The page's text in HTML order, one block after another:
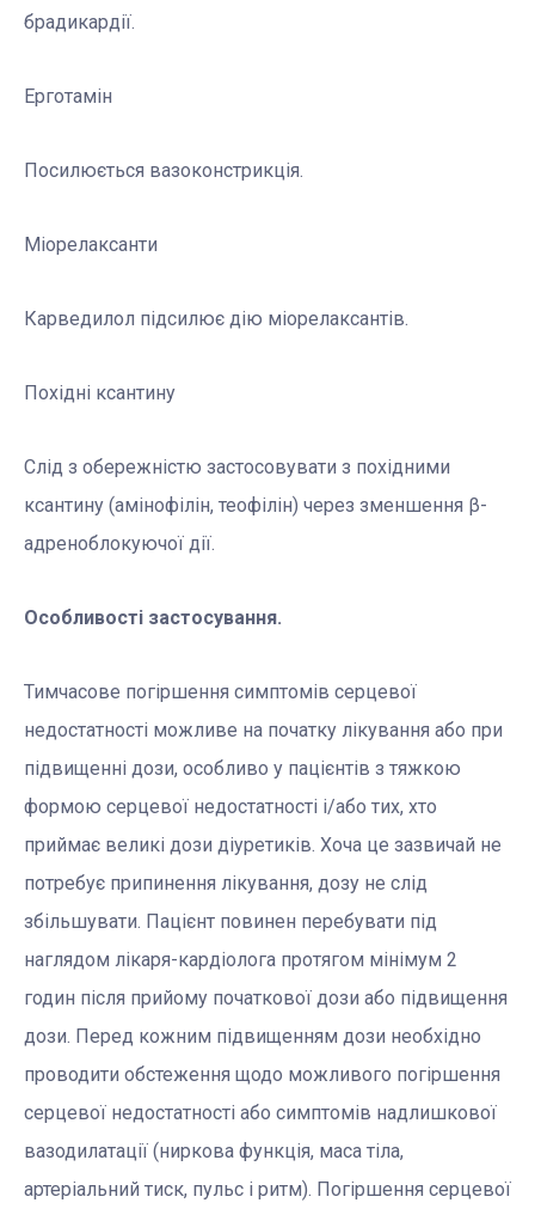
брадикардії.
Ерготамін
Посилюється вазоконстрикція.
Міорелаксанти
Карведилол підсилює дію міорелаксантів.
Похідні ксантину
Слід з обережністю застосовувати з похідними
ксантину (амінофілін, теофілін) через зменшення β-
адреноблокуючої дії.
Особливості застосування.
Тимчасове погіршення симптомів серцевої
недостатності можливе на початку лікування або при
підвищенні дози, особливо у пацієнтів з тяжкою
формою серцевої недостатності і/або тих, хто
приймає великі дози діуретиків. Хоча це зазвичай не
потребує припинення лікування, дозу не слід
збільшувати. Пацієнт повинен перебувати під
наглядом лікаря-кардіолога протягом мінімум 2
годин після прийому початкової дози або підвищення
дози. Перед кожним підвищенням дози необхідно
проводити обстеження щодо можливого погіршення
серцевої недостатності або симптомів надлишкової
вазодилатації (ниркова функція, маса тіла,
артеріальний тиск, пульс і ритм). Погіршення серцевої